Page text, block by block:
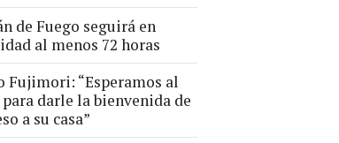
de Fuego seguirá en
al menos 72 horas
Fujimori: “Esperamos al
para darle la bienvenida de
a su casa”